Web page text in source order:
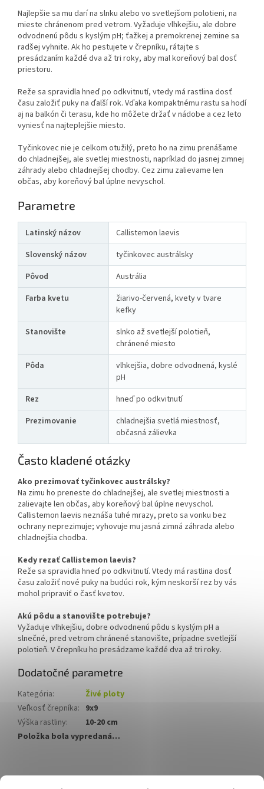
Najlepšie sa mu darí na slnku alebo vo svetlejšom polotieni, na
mieste chránenom pred vetrom. Vyžaduje vlhkejšiu, ale dobre
odvodnenú pôdu s kyslým pH; ťažkej a premokrenej zemine sa
radšej vyhnite. Ak ho pestujete v črepníku, rátajte s
presádzaním každé dva až tri roky, aby mal koreňový bal dosť
priestoru.
Reže sa spravidla hneď po odkvitnutí, vtedy má rastlina dosť
času založiť puky na ďalší rok. Vďaka kompaktnému rastu sa hodí
aj na balkón či terasu, kde ho môžete držať v nádobe a cez leto
vyniesť na najteplejšie miesto.
Tyčinkovec nie je celkom otužilý, preto ho na zimu prenášame
do chladnejšej, ale svetlej miestnosti, napríklad do jasnej zimnej
záhrady alebo chladnejšej chodby. Cez zimu zalievame len
občas, aby koreňový bal úplne nevyschol.
Parametre
Latinský názov
Callistemon laevis
Slovenský názov
tyčinkovec austrálsky
Pôvod
Austrália
Farba kvetu
žiarivo-červená, kvety v tvare
kefky
Stanovište
slnko až svetlejší polotieň,
chránené miesto
Pôda
vlhkejšia, dobre odvodnená, kyslé
pH
Rez
hneď po odkvitnutí
Prezimovanie
chladnejšia svetlá miestnosť,
občasná zálievka
Často kladené otázky
Ako prezimovať tyčinkovec austrálsky?
Na zimu ho preneste do chladnejšej, ale svetlej miestnosti a
zalievajte len občas, aby koreňový bal úplne nevyschol.
Callistemon laevis neznáša tuhé mrazy, preto sa vonku bez
ochrany neprezimuje; vyhovuje mu jasná zimná záhrada alebo
chladnejšia chodba.
Kedy rezať Callistemon laevis?
Reže sa spravidla hneď po odkvitnutí. Vtedy má rastlina dosť
času založiť nové puky na budúci rok, kým neskorší rez by vás
mohol pripraviť o časť kvetov.
Akú pôdu a stanovište potrebuje?
Vyžaduje vlhkejšiu, dobre odvodnenú pôdu s kyslým pH a
slnečné, pred vetrom chránené stanovište, prípadne svetlejší
polotieň. V črepníku ho presádzame každé dva až tri roky.
Dodatočné parametre
Kategória:
Živé ploty
Veľkosť črepníka: 9x9
Výška rastliny:
10-20 cm
Položka bola vypredaná…
á